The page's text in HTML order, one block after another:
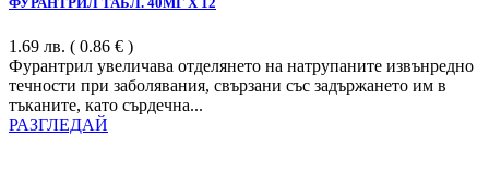
1.69 лв. ( 0.86 € )
Фурантрил увеличава отделянето на натрупаните извънредно
течности при заболявания, свързани със задържането им в
тъканите, като сърдечна...
РАЗГЛЕДАЙ